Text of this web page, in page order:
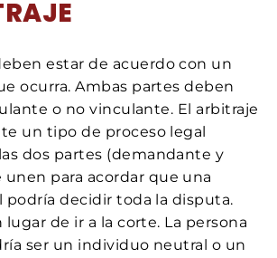
estar de acuerdo con un
ocurra. Ambas partes deben
o no vinculante. El arbitraje
un tipo de proceso legal
dos partes (demandante y
para acordar que una
podría decidir toda la disputa.
lugar de ir a la corte. La persona
ser un individuo neutral o un